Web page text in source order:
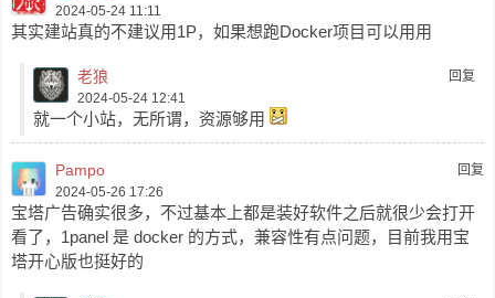
2024-05-24 11:11
其实建站真的不建议用1P，如果想跑Docker项目可以用用
回复
老狼
2024-05-24 12:41
就一个小站，无所谓，资源够用
回复
Pampo
2024-05-26 17:26
宝塔广告确实很多，不过基本上都是装好软件之后就很少会打开
看了，1panel 是 docker 的方式，兼容性有点问题，目前我用宝
塔开心版也挺好的